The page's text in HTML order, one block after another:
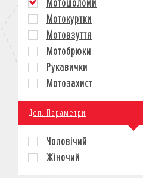
МОТОЦИКЛИ
КРЕДИТ
СТРАХУВАННЯ
КОРПОРАТИВНИМ КЛІЄНТАМ
Мотошоломи
Мотокуртки
Мотовзуття
Мотобрюки
Рукавички
Мотозахист
Доп. Параметри
Чоловічий
Жіночий